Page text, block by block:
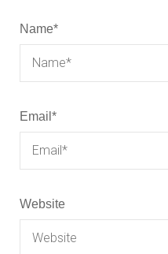
Name*
Email *
Website